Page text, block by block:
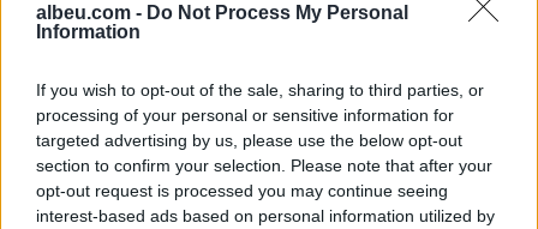
albeu.com - Do Not Process My Personal
Information
If you wish to opt-out of the sale, sharing to third parties, or
processing of your personal or sensitive information for
targeted advertising by us, please use the below opt-out
section to confirm your selection. Please note that after your
opt-out request is processed you may continue seeing
interest-based ads based on personal information utilized by
me armë në Gjashtë